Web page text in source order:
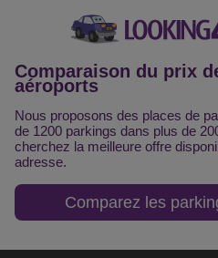
Comparaison du prix
aéroports
Nous proposons des places de
de 1200 parkings dans plus de
cherchez la meilleure offre
adresse.
Comparez les